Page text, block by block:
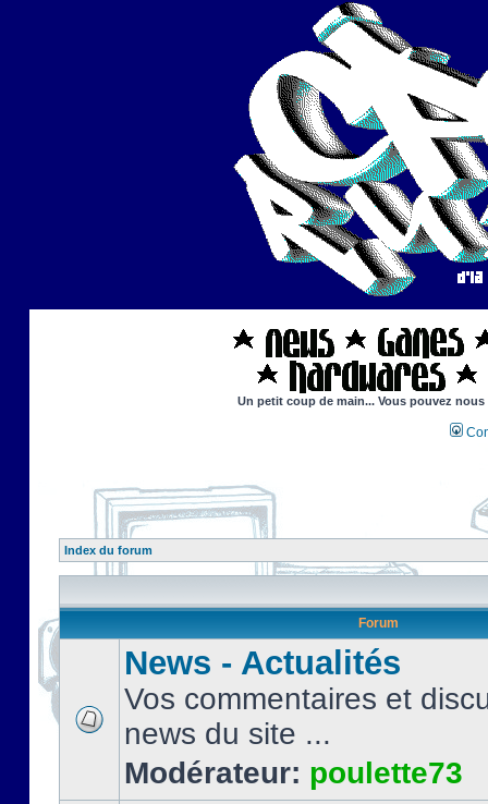
Un petit coup de main... Vous pouvez
Index du forum
Forum
News - Actualités
Vos commentaires et
news du site ...
Modérateur: poulette73